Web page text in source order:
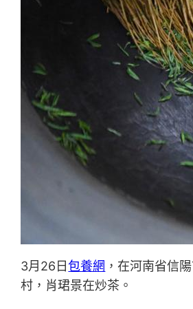
3月26日包養網 ，在河南省信
村，肖珺景在炒茶。